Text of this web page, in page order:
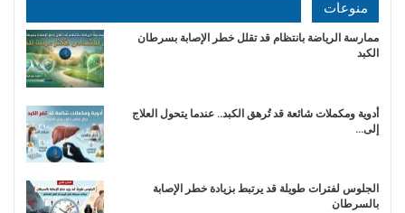
منوعات
ممارسة الرياضة بانتظام قد تقلل خطر الإصابة بسرطان
الكبد
أدوية ومكملات شائعة قد تُرهق الكبد.. عندما يتحول العلاج
إلى…
الجلوس لفترات طويلة قد يرتبط بزيادة خطر الإصابة
بالسرطان